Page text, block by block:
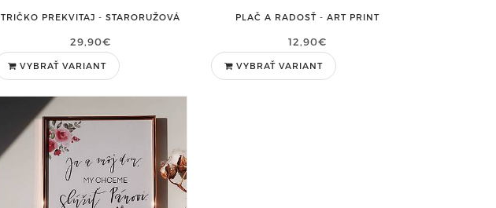
TRIČKO PREKVITAJ - STARORUŽOVÁ
29,90€
VYBRAŤ VARIANT
PLAČ A RADOSŤ - ART PRINT
12,90€
VYBRAŤ VARIANT